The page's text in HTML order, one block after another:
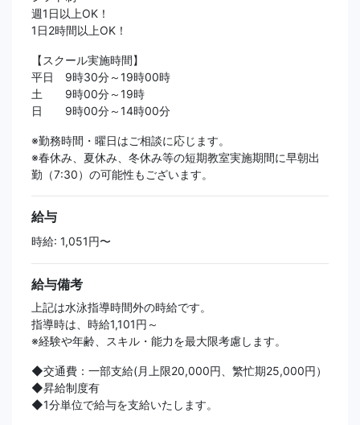
週1日以上OK！
1日2時間以上OK！
【スクール実施時間】
平日 9時30分～19時00時
土 9時00分～19時
日 9時00分～14時00分
※勤務時間・曜日はご相談に応じます。
※春休み、夏休み、冬休み等の短期教室実施期間に早朝出
勤（7:30）の可能性もございます。
給与
時給: 1,051円〜
給与備考
上記は水泳指導時間外の時給です。
指導時は、時給1,101円～
※経験や年齢、スキル・能力を最大限考慮します。
◆交通費：一部支給(月上限20,000円、繁忙期25,000円）
◆昇給制度有
◆1分単位で給与を支給いたします。